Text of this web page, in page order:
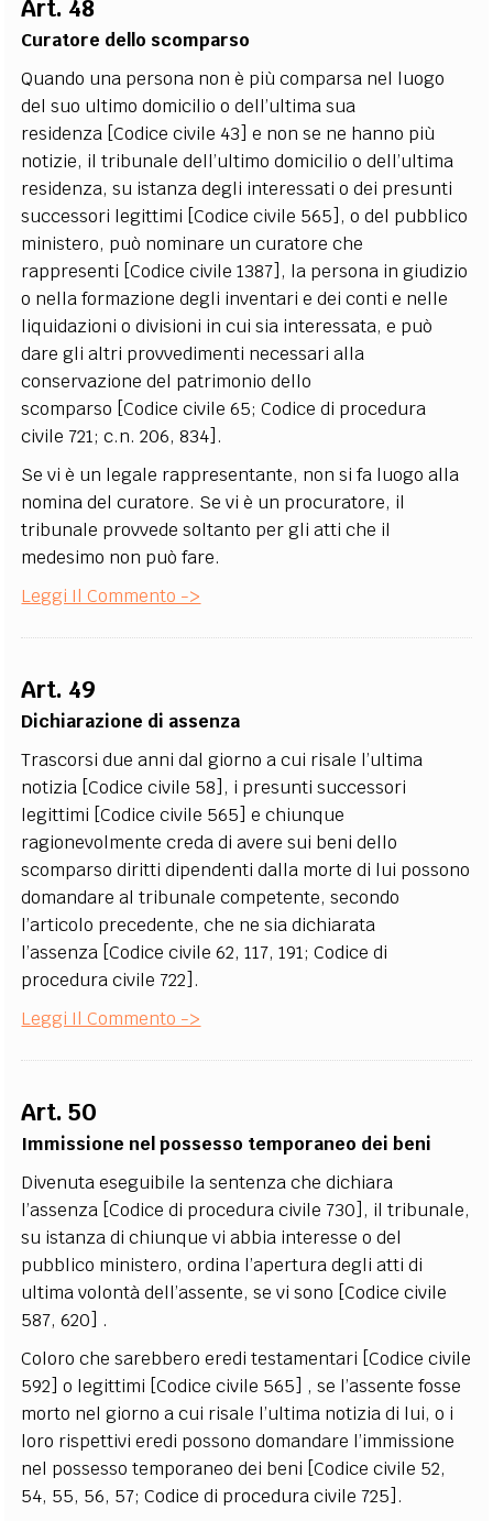
EXTRA
SOCIAL MEDIA
Art. 48
Curatore dello scomparso
Quando una persona non è più comparsa nel luogo
del suo ultimo domicilio o dell’ultima sua
residenza [Codice civile 43] e non se ne hanno più
notizie, il tribunale dell’ultimo domicilio o dell’ultima
residenza, su istanza degli interessati o dei presunti
successori legittimi [Codice civile 565], o del pubblico
ministero, può nominare un curatore che
rappresenti [Codice civile 1387], la persona in giudizio
o nella formazione degli inventari e dei conti e nelle
liquidazioni o divisioni in cui sia interessata, e può
dare gli altri provvedimenti necessari alla
conservazione del patrimonio dello
scomparso [Codice civile 65; Codice di procedura
civile 721; c.n. 206, 834].
Se vi è un legale rappresentante, non si fa luogo alla
nomina del curatore. Se vi è un procuratore, il
tribunale provvede soltanto per gli atti che il
medesimo non può fare.
Leggi Il Commento ->
Art. 49
Dichiarazione di assenza
Trascorsi due anni dal giorno a cui risale l’ultima
notizia [Codice civile 58], i presunti successori
legittimi [Codice civile 565] e chiunque
ragionevolmente creda di avere sui beni dello
scomparso diritti dipendenti dalla morte di lui possono
domandare al tribunale competente, secondo
l’articolo precedente, che ne sia dichiarata
l’assenza [Codice civile 62, 117, 191; Codice di
procedura civile 722].
Leggi Il Commento ->
Art. 50
Immissione nel possesso temporaneo dei beni
Divenuta eseguibile la sentenza che dichiara
l’assenza [Codice di procedura civile 730], il tribunale,
su istanza di chiunque vi abbia interesse o del
pubblico ministero, ordina l’apertura degli atti di
ultima volontà dell’assente, se vi sono [Codice civile
587, 620] .
Coloro che sarebbero eredi testamentari [Codice civile
592] o legittimi [Codice civile 565] , se l’assente fosse
morto nel giorno a cui risale l’ultima notizia di lui, o i
loro rispettivi eredi possono domandare l’immissione
nel possesso temporaneo dei beni [Codice civile 52,
54, 55, 56, 57; Codice di procedura civile 725].